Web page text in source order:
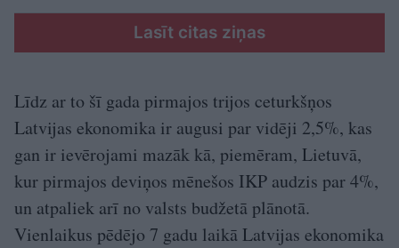
Lasīt citas ziņas
Līdz ar to šī gada pirmajos trijos ceturkšņos
Latvijas ekonomika ir augusi par vidēji 2,5%, kas
gan ir ievērojami mazāk kā, piemēram, Lietuvā,
kur pirmajos deviņos mēnešos IKP audzis par 4%,
un atpaliek arī no valsts budžetā plānotā.
Vienlaikus pēdējo 7 gadu laikā Latvijas ekonomika